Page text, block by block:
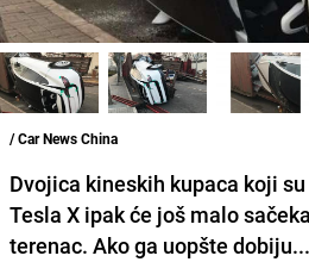
/ Car News China
Dvojica kineskih kupaca koji
Tesla X ipak će još malo
terenac. Ako ga uopšte dobiju...